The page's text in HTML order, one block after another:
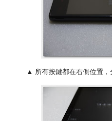
▲ 所有按鍵都在右側位置，